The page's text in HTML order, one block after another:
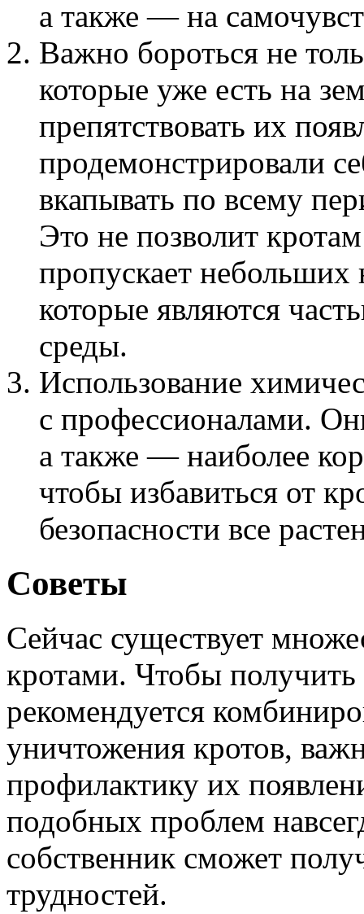
а также — на
Важно бороться не
которые уже есть на
препятствовать их
продемонстрировали
вкапывать по всему
Это не позволит
пропускает
которые являются
среды.
Использование
с профессионалами.
а также — наиболее
чтобы избавиться от
безопасности все
Советы
Сейчас существует
кротами. Чтобы получить
рекомендуется
уничтожения кротов,
профилактику их
подобных проблем
собственник сможет
трудностей.